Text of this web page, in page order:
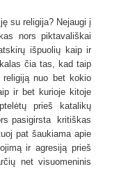
su religija? Nejaugi į
nors piktavališkai
išpuolių kaip ir
čia tas, kad taip
nuo bet kokio
ir bet kurioje kitoje
prieš katalikų
pasigirsta kritiškas
pat šaukiama apie
ir agresiją prieš
net visuomeninis